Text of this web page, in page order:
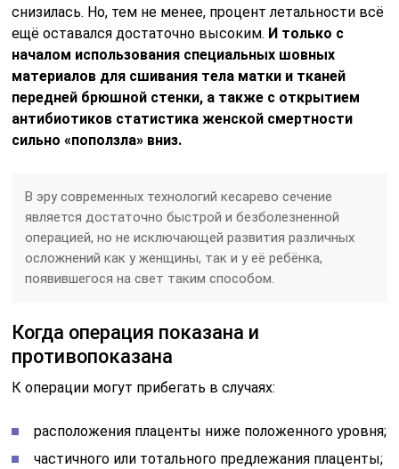
снизилась. Но, тем не менее, процент летальности всё
ещё оставался достаточно высоким. И только с
началом использования специальных шовных
материалов для сшивания тела матки и тканей
передней брюшной стенки, а также с открытием
антибиотиков статистика женской смертности
сильно «поползла» вниз.
В эру современных технологий кесарево сечение
является достаточно быстрой и безболезненной
операцией, но не исключающей развития различных
осложнений как у женщины, так и у её ребёнка,
появившегося на свет таким способом.
Когда операция показана и
противопоказана
К операции могут прибегать в случаях:
расположения плаценты ниже положенного уровня;
частичного или тотального предлежания плаценты;